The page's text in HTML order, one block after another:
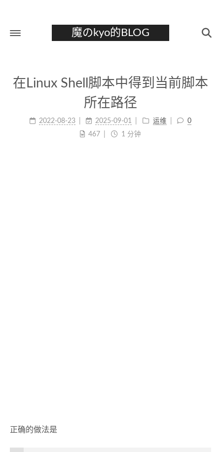
魔のkyo的BLOG
在Linux Shell脚本中得到当前脚本
所在路径
2022-08-23 2025-09-01 运维
0
467
1 分钟
正确的做法是